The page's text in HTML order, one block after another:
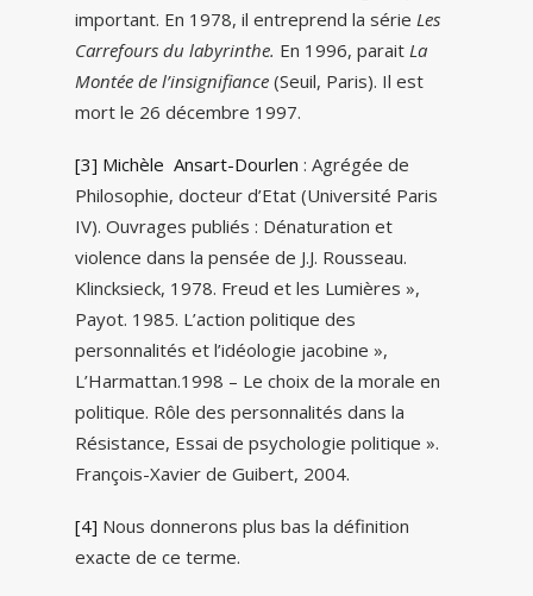
important. En 1978, il entreprend la série Les
Carrefours du labyrinthe. En 1996, parait La
Montée de l’insignifiance (Seuil, Paris). Il est
mort le 26 décembre 1997.
[3] Michèle Ansart-Dourlen : Agrégée de
Philosophie, docteur d’Etat (Université Paris
IV). Ouvrages publiés : Dénaturation et
violence dans la pensée de J.J. Rousseau.
Klincksieck, 1978. Freud et les Lumières »,
Payot. 1985. L’action politique des
personnalités et l’idéologie jacobine »,
L’Harmattan.1998 – Le choix de la morale en
politique. Rôle des personnalités dans la
Résistance, Essai de psychologie politique ».
François-Xavier de Guibert, 2004.
[4] Nous donnerons plus bas la définition
exacte de ce terme.